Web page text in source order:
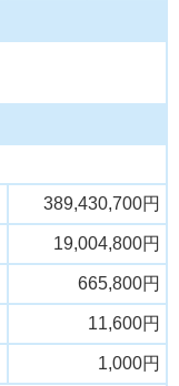
389,430,700円
19,004,800円
665,800円
11,600円
1,000円